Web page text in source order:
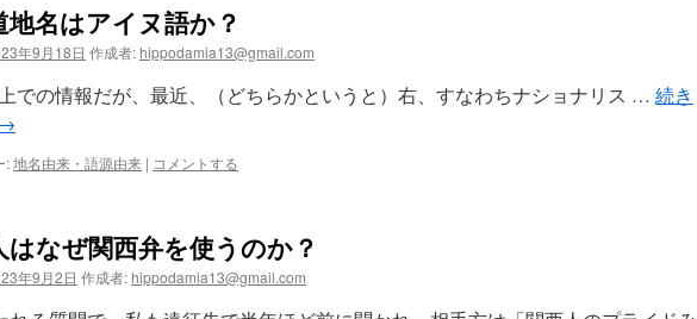
地名はアイヌ語か？
年9月18日 作成者: hippodamia13@gmail.com
での情報だが、最近、（どちらかというと）右、すなわちナショナリス … 続き
:地名由来・語源由来 | コメントする
はなぜ関西弁を使うのか？
年9月2日 作成者: hippodamia13@gmail.com